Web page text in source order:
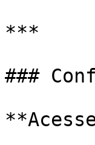
***
###